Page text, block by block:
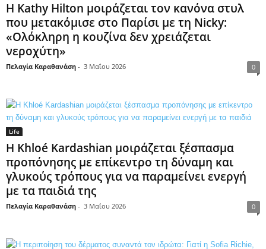
Η Kathy Hilton μοιράζεται τον κανόνα στυλ
που μετακόμισε στο Παρίσι με τη Nicky:
«Ολόκληρη η κουζίνα δεν χρειάζεται
νεροχύτη»
Πελαγία Καραθανάση - 3 Μαΐου 2026 0
Life
Η Khloé Kardashian μοιράζεται ξέσπασμα
προπόνησης με επίκεντρο τη δύναμη και
γλυκούς τρόπους για να παραμείνει ενεργή
με τα παιδιά της
Πελαγία Καραθανάση - 3 Μαΐου 2026 0